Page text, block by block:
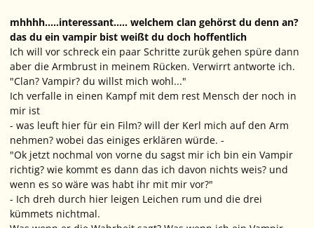
mhhhh.....interessant..... welchem clan gehörst du denn an?
das du ein vampir bist weißt du doch hoffentlich
Ich will vor schreck ein paar Schritte zurük gehen spüre dann
aber die Armbrust in meinem Rücken. Verwirrt antworte ich.
"Clan? Vampir? du willst mich wohl..."
Ich verfalle in einen Kampf mit dem rest Mensch der noch in
mir ist
- was leuft hier für ein Film? will der Kerl mich auf den Arm
nehmen? wobei das einiges erklären würde. -
"Ok jetzt nochmal von vorne du sagst mir ich bin ein Vampir
richtig? wie kommt es dann das ich davon nichts weis? und
wenn es so wäre was habt ihr mit mir vor?"
- Ich dreh durch hier leigen Leichen rum und die drei
kümmets nichtmal.